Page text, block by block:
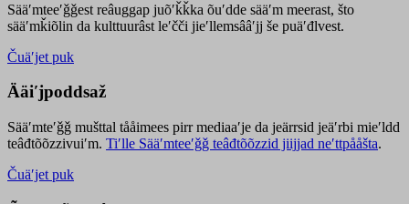
Sääʹmteeʹǧǧest reâuggap juõʹǩǩka õuʹdde sääʹm meerast, što
sääʹmǩiõlin da kulttuurâst leʹčči jieʹllemsââʹjj še puäʹđlvest.
Čuäʹjet puk
Ääiʹjpoddsaž
Sääʹmteʹǧǧ mušttal tååimees pirr mediaaʹje da jeärrsid jeäʹrbi mieʹldd
teâđtõõzzivuiʹm. Tiʹlle Sääʹmteeʹǧǧ teâđtõõzzid jiijjad neʹttpååšta.
Čuäʹjet puk